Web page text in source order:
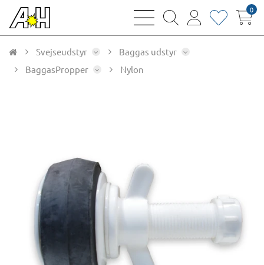
bars
magnifying
user
heart0
Svejseudstyr
Baggas udstyr
BaggasPropper
Nylon